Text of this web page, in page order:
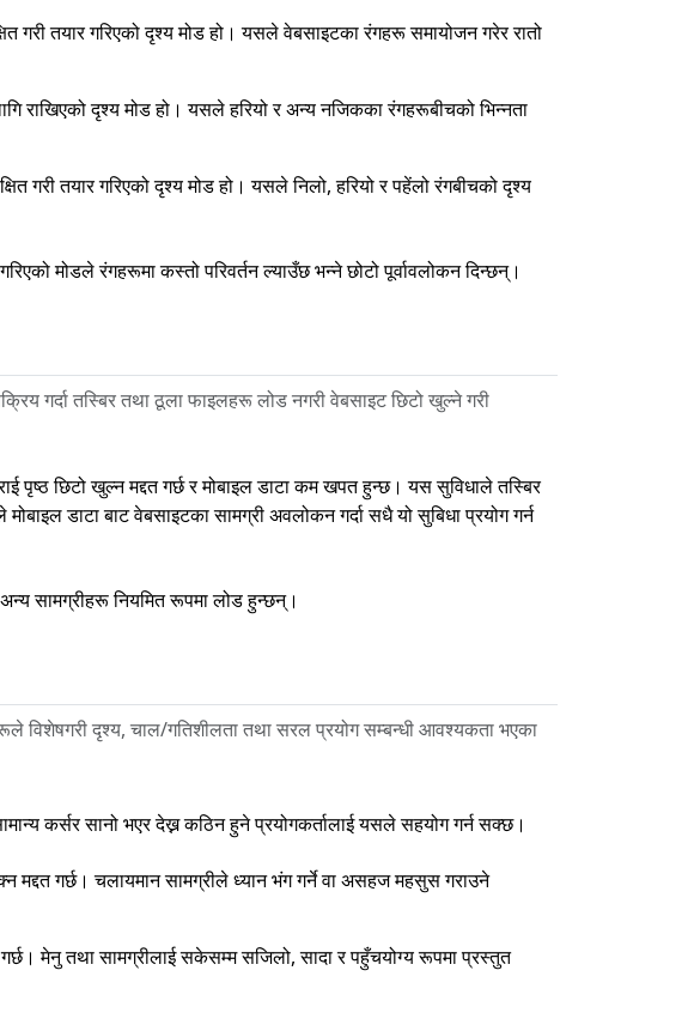
गरी तयार गरिएको दृश्य मोड हो। यसले वेबसाइटका रंगहरू समायोजन गरेर रातो
राखिएको दृश्य मोड हो। यसले हरियो र अन्य नजिकका रंगहरूबीचको भिन्नता
गरी तयार गरिएको दृश्य मोड हो। यसले निलो, हरियो र पहेंलो रंगबीचको दृश्य
मोडले रंगहरूमा कस्तो परिवर्तन ल्याउँछ भन्ने छोटो पूर्वावलोकन दिन्छन्।
गर्दा तस्बिर तथा ठूला फाइलहरू लोड नगरी वेबसाइट छिटो खुल्ने गरी
पृष्ठ छिटो खुल्न मद्दत गर्छ र मोबाइल डाटा कम खपत हुन्छ। यस सुविधाले तस्बिर
डाटा बाट वेबसाइटका सामग्री अवलोकन गर्दा सधै यो सुबिधा प्रयोग गर्न
सामग्रीहरू नियमित रूपमा लोड हुन्छन्।
विशेषगरी दृश्य, चाल/गतिशीलता तथा सरल प्रयोग सम्बन्धी आवश्यकता भएका
कर्सर सानो भएर देख्न कठिन हुने प्रयोगकर्तालाई यसले सहयोग गर्न सक्छ।
मद्दत गर्छ। चलायमान सामग्रीले ध्यान भंग गर्ने वा असहज महसुस गराउने
मेनु तथा सामग्रीलाई सकेसम्म सजिलो, सादा र पहुँचयोग्य रूपमा प्रस्तुत